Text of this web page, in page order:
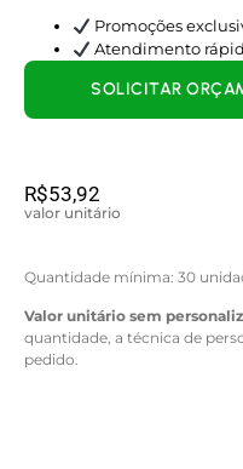
Promoções
Atendimento
R$53,92
valor unitário
Quantidade mínima: 30
Valor unitário sem
quantidade, a técnica de
pedido.
SOLICITAR